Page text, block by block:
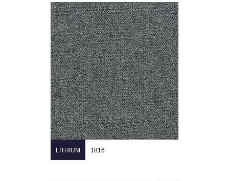
LITHIUM 1816